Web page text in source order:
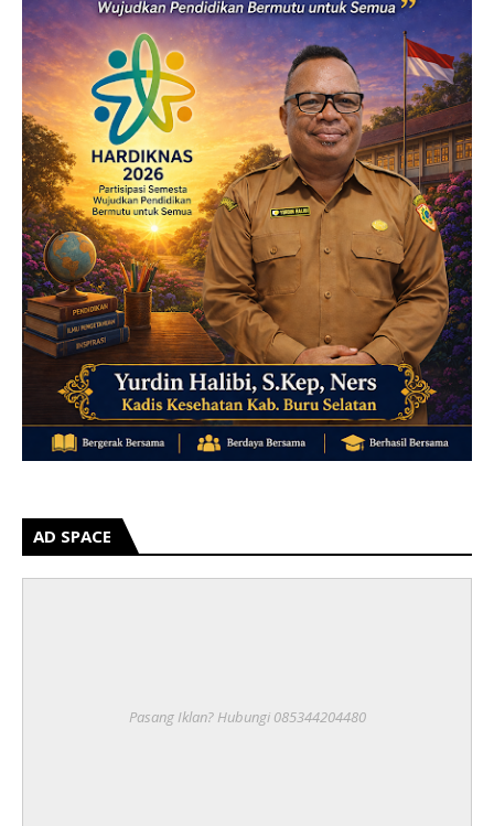
AD SPACE
Pasang Iklan? Hubungi 085344204480